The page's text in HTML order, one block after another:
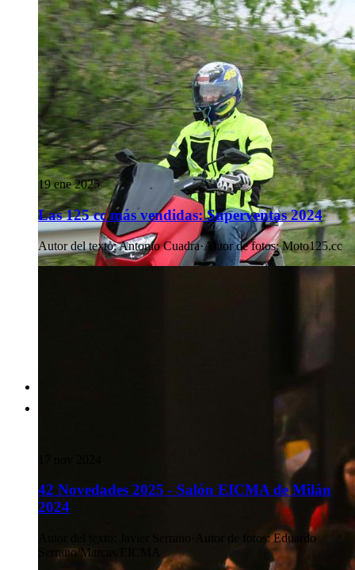
19 ene 2025
Las 125 cc más vendidas: Superventas 2024
Autor del texto:Antonio Cuadra·Autor de fotos: Moto125.cc
42 Novedades 2025 - Salón EICMA de Milán
2024
Autor de fotos: Eduardo
Serrano/Marcas/EICMA